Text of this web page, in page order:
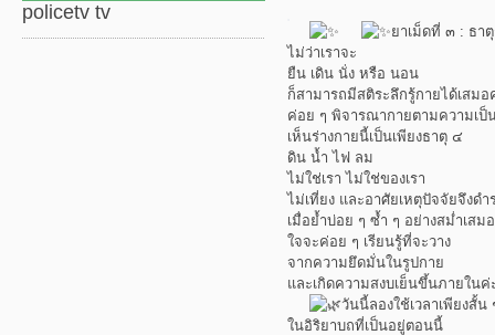
policetv tv
ยาเม็ดที่ ๓ : ธา
ไม่ว่าเราจะ
ยืน เดิน นั่ง หรือ นอน
ก็สามารถมีสติระลึกรู้กายได้เสมอ
ค่อย ๆ พิจารณากายตามความเป็
เห็นร่างกายนี้เป็นเพียงธาตุ ๔
ดิน น้ำ ไฟ ลม
ไม่ใช่เรา ไม่ใช่ของเรา
ไม่เที่ยง และอาศัยเหตุปัจจัยจึงดำ
เมื่อย้ำบ่อย ๆ ซ้ำ ๆ อย่างสม่ำเสมอ
ใจจะค่อย ๆ เรียนรู้ที่จะวาง
จากความยึดมั่นในรูปกาย
และเกิดความสงบเย็นขึ้นภายในค่
วันนี้ลองใช้เวลาเพียงสั้น
ในอิริยาบถที่เป็นอยู่ตอนนี้